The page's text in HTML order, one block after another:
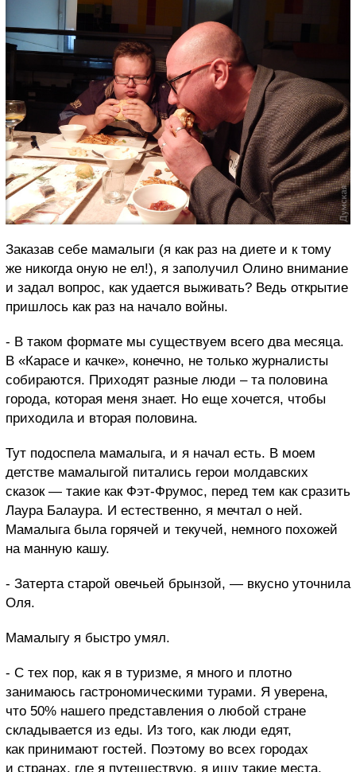
Заказав себе мамалыги (я как раз на диете и к тому
же никогда оную не ел!), я заполучил Олино внимание
и задал вопрос, как удается выживать? Ведь открытие
пришлось как раз на начало войны.
- В таком формате мы существуем всего два месяца.
В «Карасе и качке», конечно, не только журналисты
собираются. Приходят разные люди – та половина
города, которая меня знает. Но еще хочется, чтобы
приходила и вторая половина.
Тут подоспела мамалыга, и я начал есть. В моем
детстве мамалыгой питались герои молдавских
сказок — такие как Фэт-Фрумос, перед тем как сразить
Лаура Балаура. И естественно, я мечтал о ней.
Мамалыга была горячей и текучей, немного похожей
на манную кашу.
- Затерта старой овечьей брынзой, — вкусно уточнила
Оля.
Мамалыгу я быстро умял.
- С тех пор, как я в туризме, я много и плотно
занимаюсь гастрономическими турами. Я уверена,
что 50% нашего представления о любой стране
складывается из еды. Из того, как люди едят,
как принимают гостей. Поэтому во всех городах
и странах, где я путешествую, я ищу такие места,